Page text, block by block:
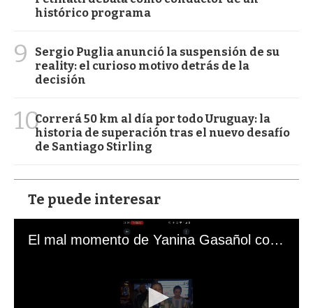
histórico programa
9
Sergio Puglia anunció la suspensión de su
reality: el curioso motivo detrás de la
decisión
10Correrá 50 km al día por todo Uruguay: la
historia de superación tras el nuevo desafío
de Santiago Stirling
Te puede interesar
El mal momento de Yanina Gasañol con un hincha argentino en "Subrayado"